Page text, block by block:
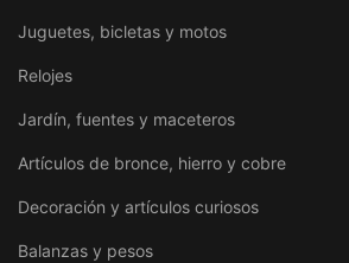
Juguetes, bicletas y motos
Relojes
Jardín, fuentes y maceteros
Artículos de bronce, hierro y cobre
Decoración y artículos curiosos
Balanzas y pesos